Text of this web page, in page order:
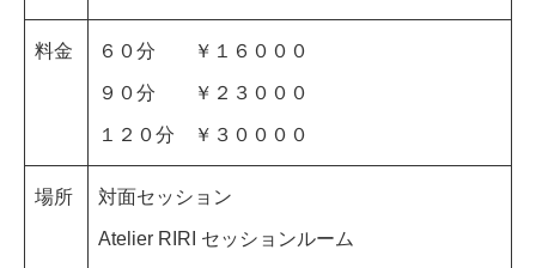
料金 ６０分 ￥１６０００
９０分 ￥２３０００
１２０分 ￥３００００
場所 対面セッション
Atelier RIRI セッションルーム